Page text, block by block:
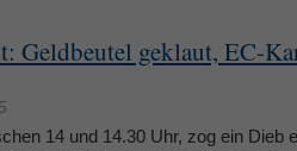
Geldbeutel geklaut, EC-
14 und 14.30 Uhr, zog ein Dieb